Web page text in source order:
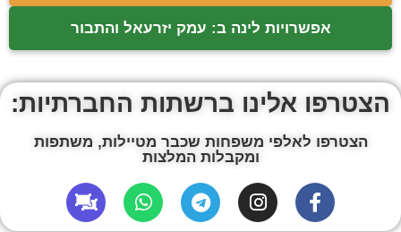
אפשרויות לינה ב: עמק יזרעאל והתבור
הצטרפו אלינו ברשתות החברתיות:
הצטרפו לאלפי משפחות שכבר מטיילות, משתפות
ומקבלות המלצות